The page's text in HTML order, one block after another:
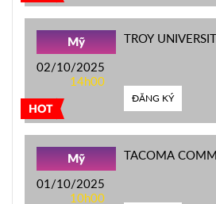
HOT
Mỹ
02/10/2025
14h00
TROY
ĐĂNG KÝ
Mỹ
01/10/2025
10h00
TACOMA